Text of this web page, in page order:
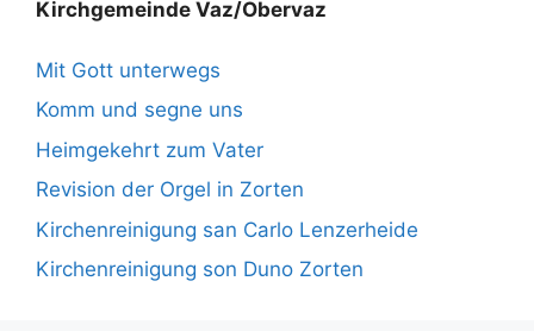
Kirchgemeinde Vaz/Obervaz
Mit Gott unterwegs
Komm und segne uns
Heimgekehrt zum Vater
Revision der Orgel in Zorten
Kirchenreinigung san Carlo Lenzerheide
Kirchenreinigung son Duno Zorten